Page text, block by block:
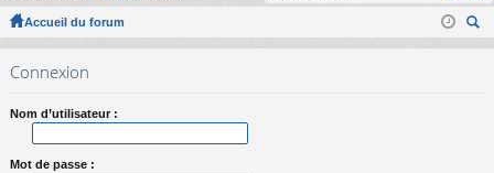
s
ne cri
Accueil du forum
ec
Connexion
Nom d’utilisateur :
Mot de passe :